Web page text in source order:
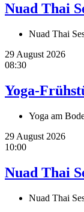
Nuad Thai
Nuad Thai
29 August 2026
08:30
Yoga-
Yoga am
29 August 2026
10:00
Nuad Thai
Nuad Thai